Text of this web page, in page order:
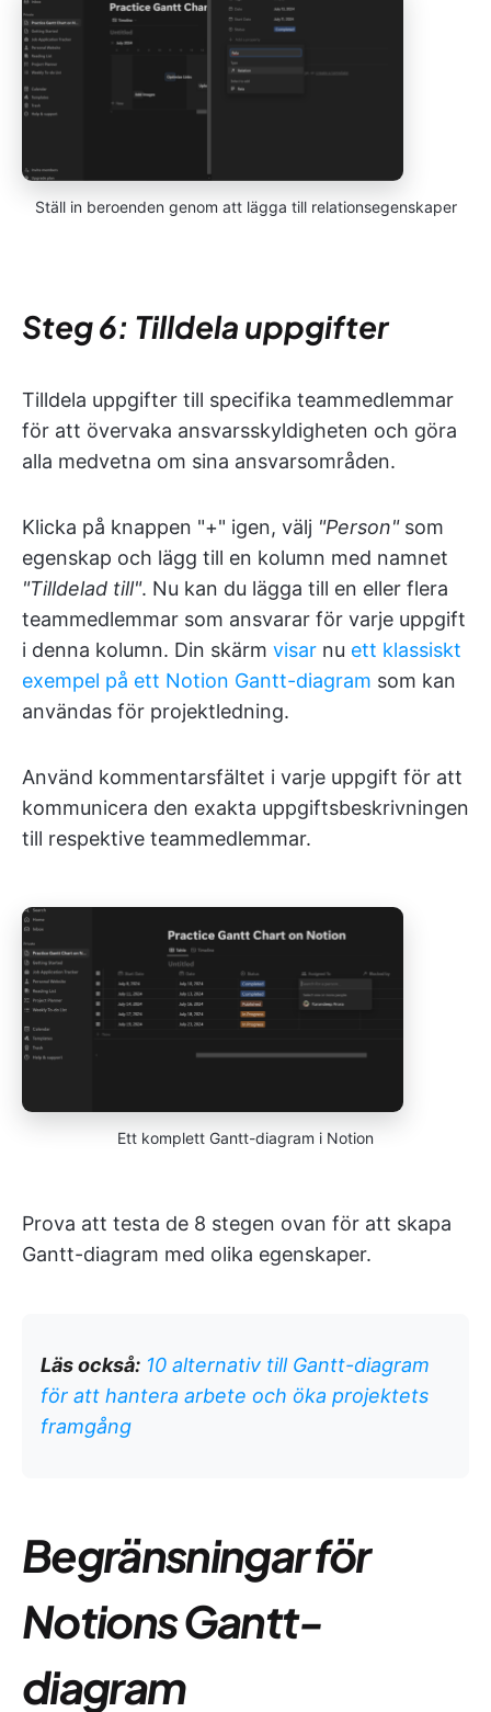
Ställ in beroenden genom att lägga till relationsegenskaper
Steg 6: Tilldela uppgifter
Tilldela uppgifter till specifika teammedlemmar
för att övervaka ansvarsskyldigheten och göra
alla medvetna om sina ansvarsområden.
Klicka på knappen "+" igen, välj "Person"som
egenskap och lägg till en kolumn med namnet
"Tilldelad till". Nu kan du lägga till en eller flera
teammedlemmar som ansvarar för varje uppgift
i denna kolumn. Din skärm visar nu ett klassiskt
exempel på ett Notion Gantt-diagram som kan
användas för projektledning.
Använd kommentarsfältet i varje uppgift för att
kommunicera den exakta uppgiftsbeskrivningen
till respektive teammedlemmar.
Ett komplett Gantt-diagram i Notion
Prova att testa de 8 stegen ovan för att skapa
Gantt-diagram med olika egenskaper.
Läs också: 10 alternativ till Gantt-diagram
för att hantera arbete och öka projektets
framgång
Begränsningar för
Notions Gantt-
diagram